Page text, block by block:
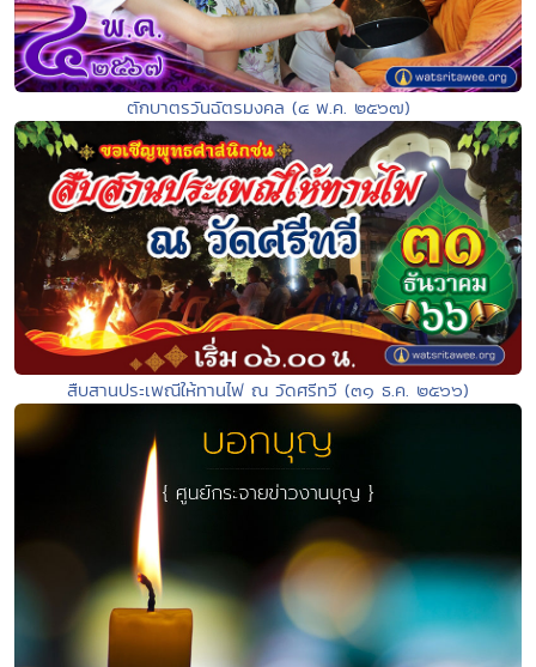
ตักบาตรวันฉัตรมงคล (๔ พ.ค. ๒๕๖๗)
สืบสานประเพณีให้ทานไฟ ณ วัดศรีทวี (๓๑ ธ.ค. ๒๕๖๖)